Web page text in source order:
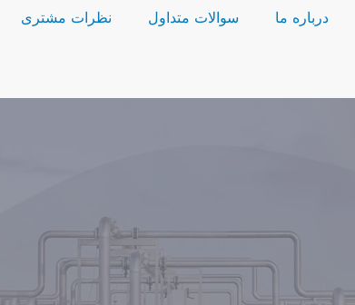
درباره ما سوالات متداول نظرات مشتری